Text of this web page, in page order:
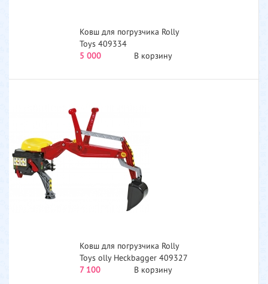
Ковш для погрузчика Rolly
Toys 409334
5 000
В корзину
Ковш для погрузчика Rolly
Toys olly Heckbagger 409327
7 100
В корзину